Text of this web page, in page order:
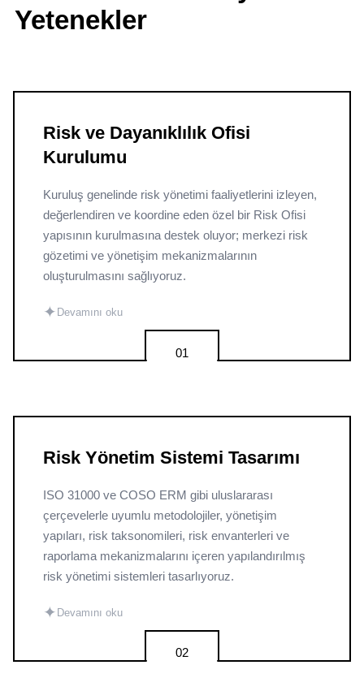
Yetenekler
Risk ve Dayanıklılık Ofisi
Kurulumu
Kuruluş genelinde risk yönetimi faaliyetlerini izleyen,
değerlendiren ve koordine eden özel bir Risk Ofisi
yapısının kurulmasına destek oluyor; merkezi risk
gözetimi ve yönetişim mekanizmalarının
oluşturulmasını sağlıyoruz.
✦ Devamını oku
01
Risk Yönetim Sistemi Tasarımı
ISO 31000 ve COSO ERM gibi uluslararası
çerçevelerle uyumlu metodolojiler, yönetişim
yapıları, risk taksonomileri, risk envanterleri ve
raporlama mekanizmalarını içeren yapılandırılmış
risk yönetimi sistemleri tasarlıyoruz.
✦ Devamını oku
02